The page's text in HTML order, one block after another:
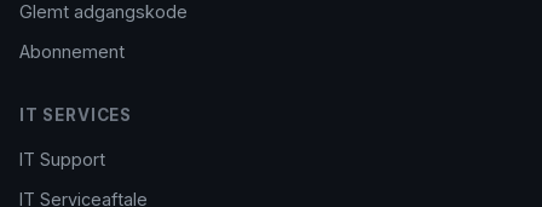
Glemt adgangskode
Abonnement
IT SERVICES
IT Support
IT Serviceaftale